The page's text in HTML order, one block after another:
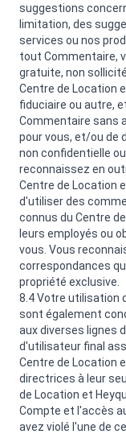
suggestions
limitation, des
services ou nos
tout Commentaire,
gratuite, non
Centre de Location
fiduciaire ou autre,
Commentaire sans
pour vous, et/ou de
non confidentielle
reconnaissez en
Centre de Location
d'utiliser des
connus du Centre
leurs employés ou
vous. Vous
correspondances
propriété exclusive.
8.4 Votre utilisation
sont également
aux diverses lignes
d'utilisateur final
Centre de Location
directrices à leur
de Location et
Compte et l'accès
avez violé l'une de